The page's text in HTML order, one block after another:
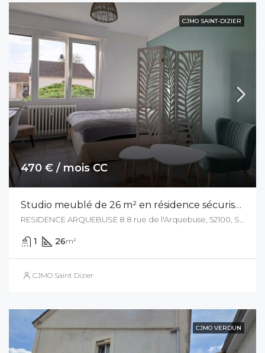
CJMO SAINT-DIZIER
470 € / mois CC
Studio meublé de 26 m² en résidence sécurisée
1 26m²
CJMO Saint Dizier
CJMO VERDUN